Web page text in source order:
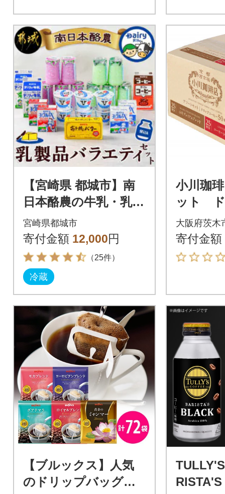
【宮崎県 都城市】南
日本酪農の牛乳・乳製
品バラエティセット
宮崎県都城市
寄付金額 12,000円
（25件）
冷蔵
小川珈
ット ド
ヒー50
大阪府茨木
寄付金額
【ブルックス】人気
のドリップバッグコ